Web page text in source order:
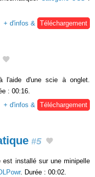
+ d'infos & Téléchargement
l'aide d'une scie à onglet.
: 00:16.
+ d'infos &
Téléchargement
#5
est installé sur une minipelle
. Durée : 00:02.